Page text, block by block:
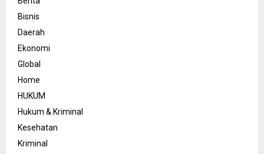
Bisnis
Daerah
Ekonomi
Global
Home
HUKUM
Hukum & Kriminal
Kesehatan
Kriminal